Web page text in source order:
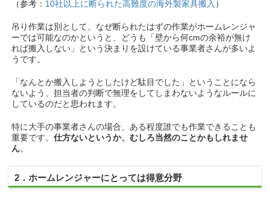
（参考： 10社以上に断られた高難度の海外製家具搬入 ）
吊り作業は別として、なぜ断られたはずの作業がホームレンジャ
ーでは可能なのかというと、どうも「壁から何cmの余裕が無け
れば搬入しない」という決まりを設けている事業者さんが多いよ
うです。
「なんとか搬入しようとしたけど駄目でした」ということになら
ないよう、担当者の判断で無理をしてしまわないようなルールに
しているのだと思われます。
特に大手の事業者さんの場合、ある程度誰でも作業できることも
重要です。仕方ないというか、むしろ当然のことかもしれませ
ん。
2．ホームレンジャーにとっては得意分野